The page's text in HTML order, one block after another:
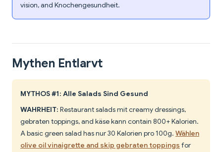
vision, and Knochengesundheit.
Mythen Entlarvt
MYTHOS #1: Alle Salads Sind Gesund
WAHRHEIT: Restaurant salads mit creamy dressings,
gebraten toppings, and käse kann contain 800+ Kalorien.
A basic green salad has nur 30 Kalorien pro 100g. Wählen
olive oil vinaigrette and skip gebraten toppings for